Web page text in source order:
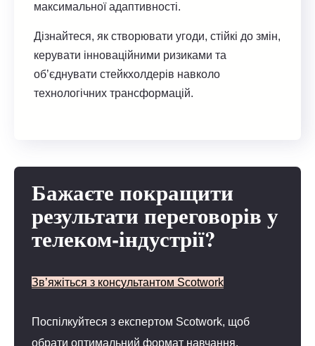
максимальної адаптивності.
Дізнайтеся, як створювати угоди, стійкі до змін,
керувати інноваційними ризиками та
об’єднувати стейкхолдерів навколо
технологічних трансформацій.
Бажаєте покращити
результати переговорів у
телеком-індустрії?
Зв’яжіться з консультантом Scotwork
Поспілкуйтеся з експертом Scotwork, щоб
обрати оптимальний формат навчання,